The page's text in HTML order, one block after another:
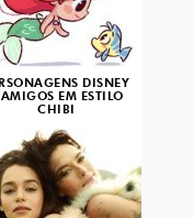
DISNEY
AMIGOS EM ESTILO
CHIBI